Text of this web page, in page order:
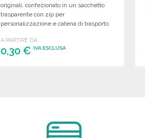
originali, confezionato in un sacchetto
trasparente con zip per
personalizzazione e catena di trasporto.
A PARTIRE DA
0,30 € IVA ESCLUSA